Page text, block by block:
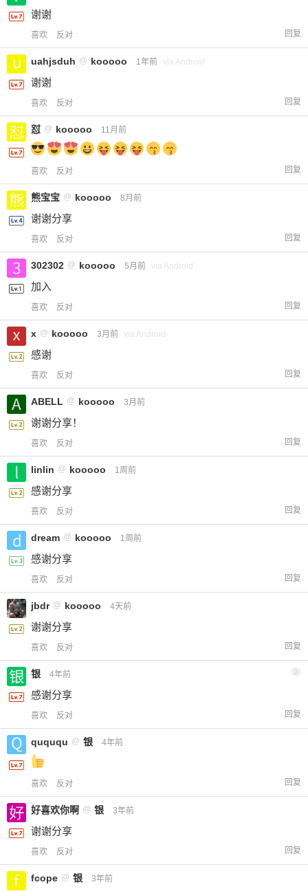
谢谢
喜欢 反对 回复
uahjsduh @ kooooo 1年前 via Android
谢谢
喜欢 反对 回复
怼 @ kooooo 11月前
喜欢 反对 回复
熊宝宝 @ kooooo 8月前
谢谢分享
喜欢 反对 回复
302302 @ kooooo 5月前 via Android
加入
喜欢 反对 回复
x @ kooooo 3月前 via Android
感谢
喜欢 反对 回复
ABELL @ kooooo 3月前
谢谢分享！
喜欢 反对 回复
linlin @ kooooo 1周前
感谢分享
喜欢 反对 回复
dream @ kooooo 1周前
感谢分享
喜欢 反对 回复
jbdr @ kooooo 4天前
谢谢分享
喜欢 反对 回复
银 4年前 2
感谢分享
喜欢 反对 回复
quququ @ 银 4年前
喜欢 反对 回复
好喜欢你啊 @ 银 3年前
谢谢分享
喜欢 反对 回复
fcope @ 银 3年前